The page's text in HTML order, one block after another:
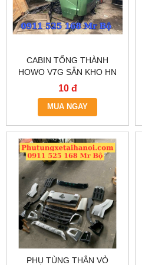
CABIN TỔNG THÀNH
HOWO V7G SẴN KHO HN
10 đ
MUA NGAY
PHỤ TÙNG THÂN VỎ